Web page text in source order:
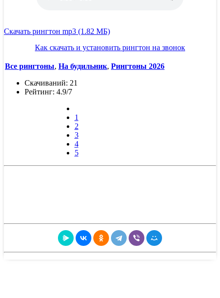
Скачать рингтон mp3 (1.82 МБ)
Как скачать и установить рингтон на звонок
Все рингтоны, На будильник, Рингтоны 2026
Скачиваний: 21
Рейтинг: 4.9/7
1
2
3
4
5